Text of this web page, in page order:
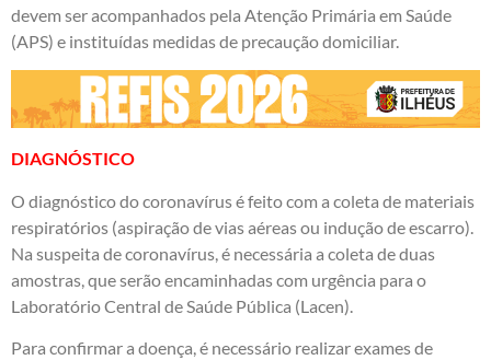
devem ser acompanhados pela Atenção Primária em Saúde
(APS) e instituídas medidas de precaução domiciliar.
DIAGNÓSTICO
O diagnóstico do coronavírus é feito com a coleta de materiais
respiratórios (aspiração de vias aéreas ou indução de escarro).
Na suspeita de coronavírus, é necessária a coleta de duas
amostras, que serão encaminhadas com urgência para o
Laboratório Central de Saúde Pública (Lacen).
Para confirmar a doença, é necessário realizar exames de